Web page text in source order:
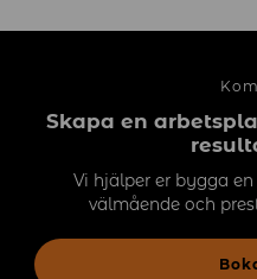
Skapa en
Vi hjälper er bygga
välmående och